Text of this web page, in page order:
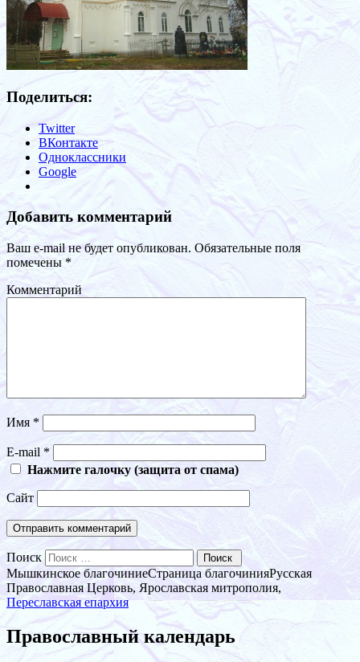
Поделиться:
Twitter
ВКонтакте
Одноклассники
Google
Добавить комментарий
Ваш e-mail не будет опубликован. Обязательные поля
помечены *
Комментарий
Имя *
E-mail *
Нажмите галочку (защита от спама)
Сайт
Поиск
Мышкинское благочиниеСтраница благочинияРусская
Православная Церковь, Ярославская митрополия,
Переславская епархия
Православный календарь